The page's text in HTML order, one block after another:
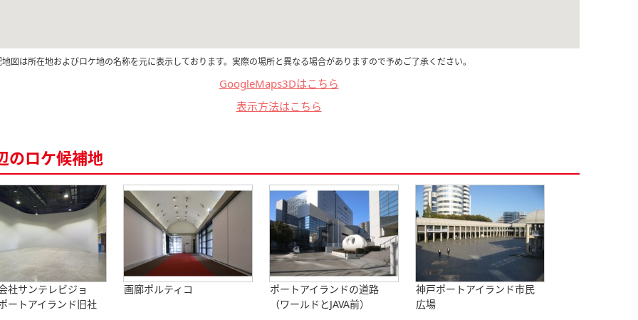
図は所在地およびロケ地の名称を元に表示しております。実際の場所と異なる場合がありますので予めご了承ください。
GoogleMaps3Dはこちら
表示方法はこちら
のロケ候補地
社サンテレビジョ
トアイランド旧社
画廊ポルティコ
ポートアイランドの道路
（ワールドとJAVA前）
神戸ポートアイランド市民
広場